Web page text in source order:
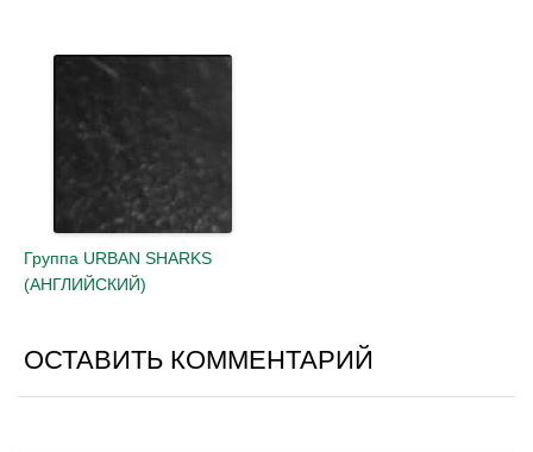
Группа URBAN SHARKS
(АНГЛИЙСКИЙ)
ОСТАВИТЬ КОММЕНТАРИЙ